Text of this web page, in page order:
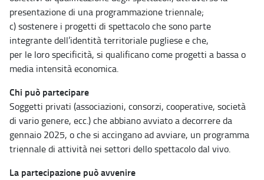
presentazione di una programmazione triennale;
c) sostenere i progetti di spettacolo che sono parte
integrante dell’identità territoriale pugliese e che,
per le loro specificità, si qualificano come progetti a bassa o
media intensità economica.
Chi può partecipare
Soggetti privati (associazioni, consorzi, cooperative, società
di vario genere, ecc.) che abbiano avviato a decorrere da
gennaio 2025, o che si accingano ad avviare, un programma
triennale di attività nei settori dello spettacolo dal vivo.
La partecipazione può avvenire